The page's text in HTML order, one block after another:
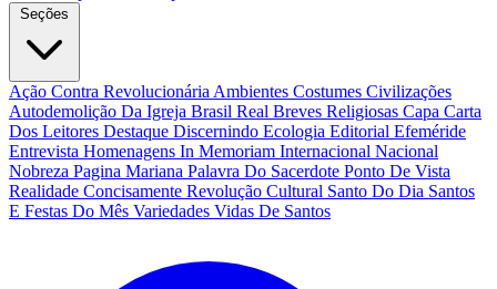
Seções
Ação Contra Revolucionária Ambientes Costumes Civilizações
Autodemolição Da Igreja Brasil Real Breves Religiosas Capa Carta
Dos Leitores Destaque Discernindo Ecologia Editorial Efeméride
Entrevista Homenagens In Memoriam Internacional Nacional
Nobreza Pagina Mariana Palavra Do Sacerdote Ponto De Vista
Realidade Concisamente Revolução Cultural Santo Do Dia Santos
E Festas Do Mês Variedades Vidas De Santos